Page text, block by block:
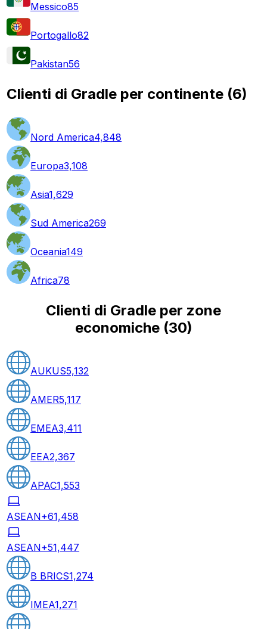
Messico85
Portogallo82
Pakistan56
Clienti di Gradle per continente (6)
Nord America4,848
Europa3,108
Asia1,629
Sud America269
Oceania149
Africa78
Clienti di Gradle per zone
economiche(30)
AUKUS5,132
AMER5,117
EMEA3,411
EEA2,367
APAC1,553
ASEAN+61,458
ASEAN+51,447
B BRICS1,274
IMEA1,271